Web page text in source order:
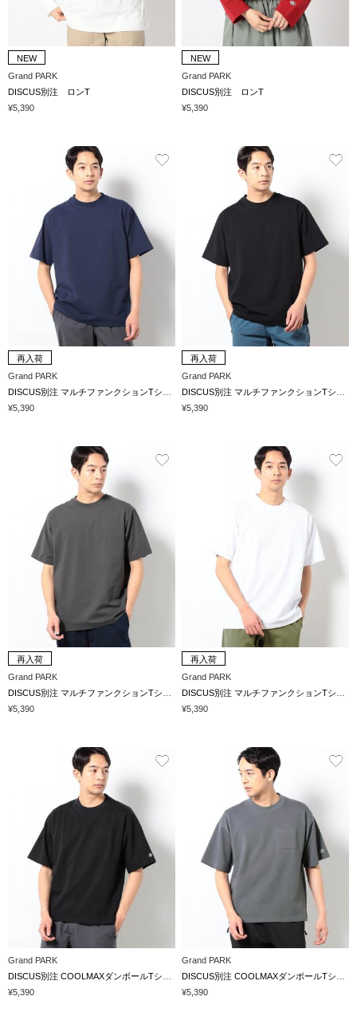
NEW
Grand PARK
DISCUS別注 ロンT
¥5,390
NEW
Grand PARK
DISCUS別注 ロンT
¥5,390
再入荷
Grand PARK
DISCUS別注 マルチファンクションTシャツ
¥5,390
再入荷
Grand PARK
DISCUS別注 マルチファンクションTシャツ
¥5,390
再入荷
Grand PARK
¥5,390
再入荷
Grand PARK
¥5,390
Grand PARK
¥5,390
Grand PARK
¥5,390